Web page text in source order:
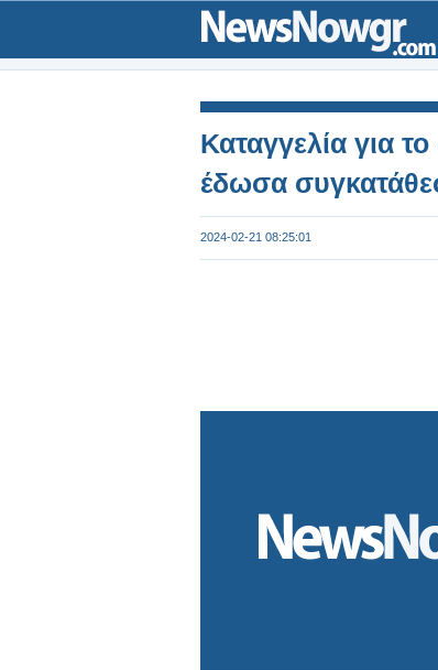
Καταγγελία για
έδωσα
2024-02-21 08:25:01